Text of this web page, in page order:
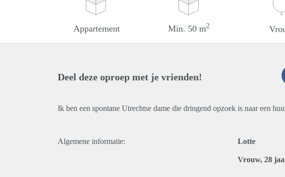
Appartement Min. 50 m2
Deel deze oproep met je vrienden!
Ik ben een spontane Utrechtse dame die dringend opzoek is naar een
Algemene informatie: Lotte
Vrouw, 28